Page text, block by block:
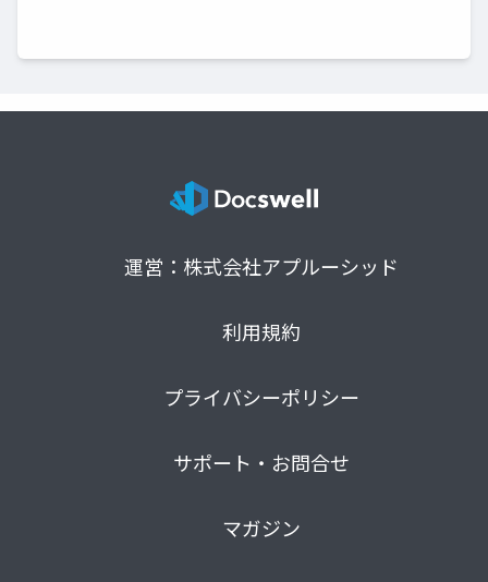
運営：株式会社アプルーシッド
利用規約
プライバシーポリシー
サポート・お問合せ
マガジン